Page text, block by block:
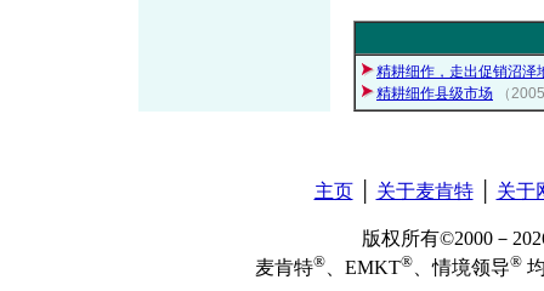
精耕细作，走出促销沼泽
精耕细作县级市场
（
主页│ 关于麦肯特│ 关于
版权所有©2000－
麦肯特® 、EMKT® 、情境领导®